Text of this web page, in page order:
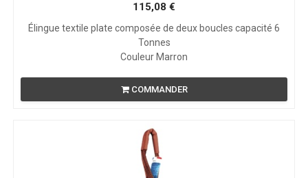
115,08 €
Élingue textile plate composée de deux boucles capacité 6
Tonnes
Couleur Marron
COMMANDER